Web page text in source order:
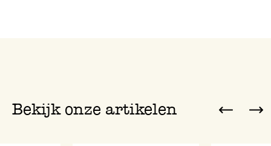
Bekijk onze artikelen